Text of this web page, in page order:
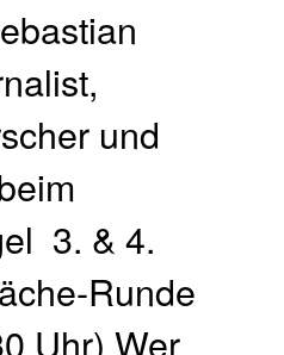
und
3. & 4.
Runde
Uhr) Wer